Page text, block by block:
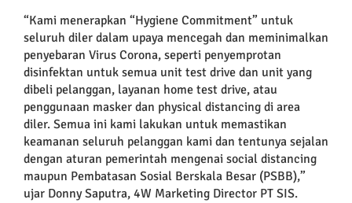
“Kami menerapkan “Hygiene Commitment” untuk
seluruh diler dalam upaya mencegah dan meminimalkan
penyebaran Virus Corona, seperti penyemprotan
disinfektan untuk semua unit test drive dan unit yang
dibeli pelanggan, layanan home test drive, atau
penggunaan masker dan physical distancing di area
diler. Semua ini kami lakukan untuk memastikan
keamanan seluruh pelanggan kami dan tentunya sejalan
dengan aturan pemerintah mengenai social distancing
maupun Pembatasan Sosial Berskala Besar (PSBB),”
ujar Donny Saputra, 4W Marketing Director PT SIS.